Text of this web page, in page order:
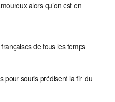
alors qu’on est en
de tous les temps
pour souris prédisent la fin du